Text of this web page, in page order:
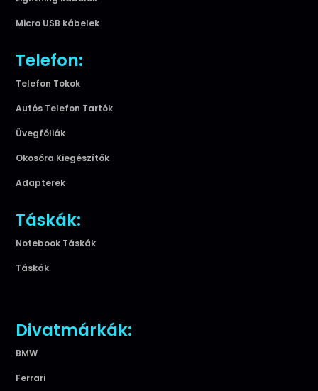
Micro USB kábelek
Telefon:
Telefon Tokok
Autós Telefon Tartók
Üvegfóliák
Okosóra Kiegészítők
Adapterek
Táskák:
Notebook Táskák
Táskák
Divatmárkák:
BMW
Ferrari